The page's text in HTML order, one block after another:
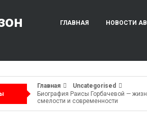
ГЛАВНАЯ НОВОСТИ
Главная
Uncategorised
Биография Раисы Горбачевой —
смелости и современности